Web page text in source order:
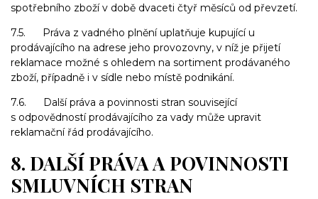
spotřebního zboží v době dvaceti čtyř měsíců od převzetí.
7.5. Práva z vadného plnění uplatňuje kupující u
prodávajícího na adrese jeho provozovny, v níž je přijetí
reklamace možné s ohledem na sortiment prodávaného
zboží, případně i v sídle nebo místě podnikání.
7.6. Další práva a povinnosti stran související
s odpovědností prodávajícího za vady může upravit
reklamační řád prodávajícího.
8. DALŠÍ PRÁVA A POVINNOSTI
SMLUVNÍCH STRAN